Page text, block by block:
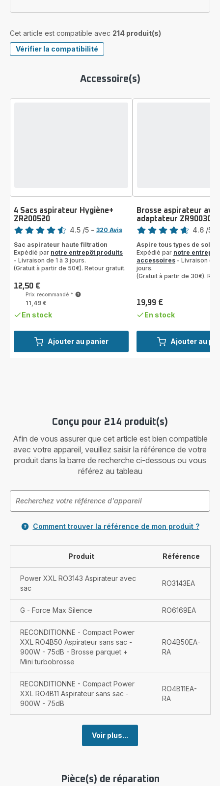
Cet article est compatible avec 214 produit(s)
Vérifier la compatibilité
Accessoire(s)
Ajouter au panier
4 Sacs aspirateur Hygiène+
ZR200520
Note
4.5 /5 - 320 Avis
Sac aspirateur haute filtration
Expédié par notre entrepôt produits
- Livraison de 1 à 3 jours.
(Gratuit à partir de 50€). Retour gratuit.
Prix
12,50 €
Prix recommandé *
11,49 €
En stock
Ajouter au
Brosse aspirateur
adaptateur ZR900301
Note
4.6 /5
Aspire tous types de sols
Expédié par notre entrepôt
accessoires - Livraison de
jours.
(Gratuit à partir de 30€).
Prix
19,99 €
En stock
Conçu pour 214 produit(s)
Afin de vous assurer que cet article est bien compatible
avec votre appareil, veuillez saisir la référence de votre
produit dans la barre de recherche ci-dessous ou vous
référez au tableau
Comment trouver la référence de mon produit ?
Produit Référence
Power XXL RO3143 Aspirateur avec
sac
RO3143EA
G - Force Max Silence RO6169EA
RECONDITIONNE - Compact Power
XXL RO4B50 Aspirateur sans sac -
900W - 75dB - Brosse parquet +
Mini turbobrosse
RO4B50EA-
RA
RECONDITIONNE - Compact Power
XXL RO4B11 Aspirateur sans sac -
900W - 75dB
RO4B11EA-
RA
Voir plus...
Pièce(s) de réparation